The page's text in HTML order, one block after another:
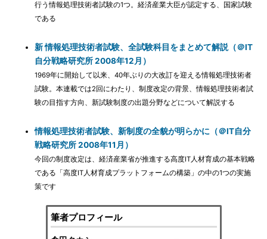
行う情報処理技術者試験の1つ。経済産業大臣が認定する、国家試験
である
新 情報処理技術者試験、全試験科目をまとめて解説（＠IT
自分戦略研究所 2008年12月）
1969年に開始して以来、40年ぶりの大改訂を迎える情報処理技術者
試験。本連載では2回にわたり、制度改定の背景、情報処理技術者試
験の目指す方向、新試験制度の出題分野などについて解説する
情報処理技術者試験、新制度の全貌が明らかに（＠IT自分
戦略研究所 2008年11月）
今回の制度改定は、経済産業省が推進する高度IT人材育成の基本戦略
である「高度IT人材育成プラットフォームの構築」の中の1つの実施
策です
筆者プロフィール